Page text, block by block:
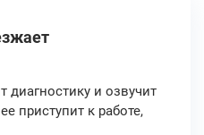
диагностику и озвучит
приступит к работе,